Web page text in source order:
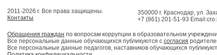
2011-2026 г. Все права защищены.
Контакты
350000 г. Краснодар, ул.
+7 (861) 201-51-93
Обращения граждан по вопросам коррупции в образовательном
Все персональные данные обучающихся публикуются с согласия
Все персональные данные педагогов, наставников обучающихся